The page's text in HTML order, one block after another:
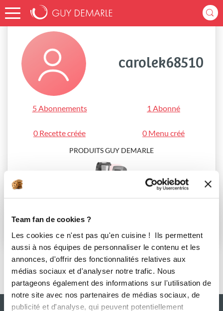
Team fan de cookies ?
Les cookies ce n'est pas qu'en cuisine ! Ils permettent
aussi à nos équipes de personnaliser le contenu et les
annonces, d'offrir des fonctionnalités relatives aux
médias sociaux et d'analyser notre trafic. Nous
partageons également des informations sur l'utilisation de
notre site avec nos partenaires de médias sociaux, de
publicité et d'analyse, qui peuvent potentiellement
Accueil carolek68510
carolek68510
5 Abonnements 1 Abonné
0 Recette créée 0 Menu créé
PRODUITS GUY DEMARLE